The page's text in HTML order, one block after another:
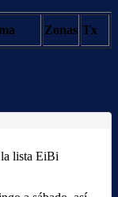
Zonas Tx
la lista EiBi